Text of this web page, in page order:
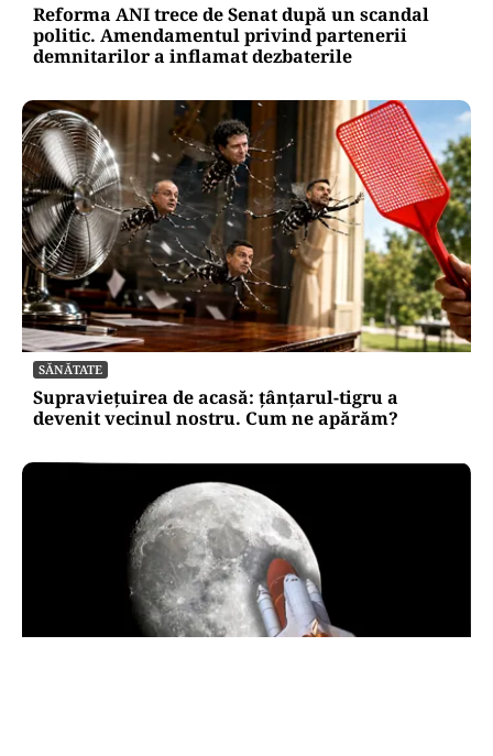
Reforma ANI trece de Senat după un scandal
politic. Amendamentul privind partenerii
demnitarilor a inflamat dezbaterile
SĂNĂTATE
Supraviețuirea de acasă: țânțarul-tigru a
devenit vecinul nostru. Cum ne apărăm?